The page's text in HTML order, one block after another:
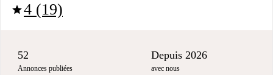
star4 (19)
52
Annonces publiées
Depuis 2026
avec nous